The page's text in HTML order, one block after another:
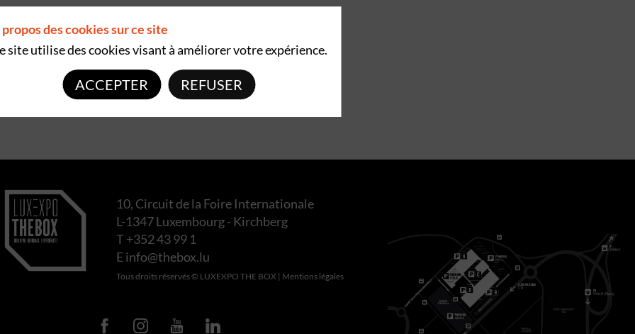
10, Circuit de la Foire Internationale
L-1347 Luxembourg - Kirchberg
T +352 43 99 1
Einfo@thebox.lu
Tous droits réservés © LUXEXPO THE BOX | Mentions légales
des cookies sur ce site
site utilise des cookies visant à améliorer votre expérience.
ACCEPTER REFUSER